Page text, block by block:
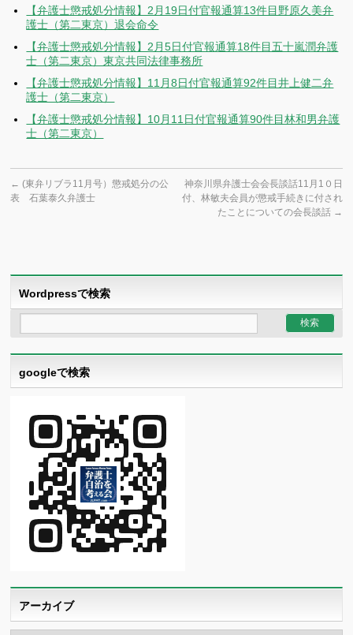
【弁護士懲戒処分情報】2月19日付官報通算13件目野原久美弁
護士（第二東京）退会命令
【弁護士懲戒処分情報】2月5日付官報通算18件目五十嵐潤弁護
士（第二東京）東京共同法律事務所
【弁護士懲戒処分情報】11月8日付官報通算92件目井上健二弁
護士（第二東京）
【弁護士懲戒処分情報】10月11日付官報通算90件目林和男弁護
士（第二東京）
← (東弁リブラ11月号）懲戒処分の公
表 石葉泰久弁護士
神奈川県弁護士会会長談話11月1０日
付、林敏夫会員が懲戒手続きに付され
たことについての会長談話 →
Wordpressで検索
googleで検索
アーカイブ
ア